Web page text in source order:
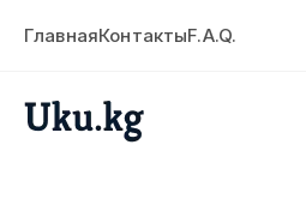
ГлавнаяКонтактыF.A.Q.